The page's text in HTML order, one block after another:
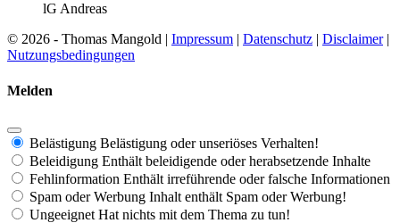
lG Andreas
© 2026 - Thomas Mangold | Impressum | Datenschutz | Disclaimer|
Nutzungsbedingungen
Melden
Belästigung Belästigung oder unseriöses Verhalten!
Beleidigung Enthält beleidigende oder herabsetzende Inhalte
Fehlinformation Enthält irreführende oder falsche Informationen
Spam oder Werbung Inhalt enthält Spam oder Werbung!
Ungeeignet Hat nichts mit dem Thema zu tun!